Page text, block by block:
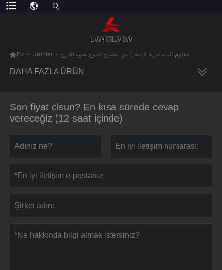
Ev > Ürünler > مقاوم للماء جزءا لا يتجزأ من مصباح الدرج ضوء الدرج
DAHA FAZLA ÜRÜN
Son fiyat olsun? En kısa sürede cevap
vereceğiz (12 saat içinde)